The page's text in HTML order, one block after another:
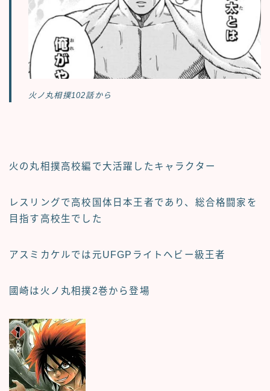
火ノ丸相撲102話から
火の丸相撲高校編で大活躍したキャラクター
レスリングで高校国体日本王者であり、 総合格闘家を
目指す高校生 でした
アスミカケルでは 元UFGPライトヘビー級王者
國崎は火ノ丸相撲2巻から登場